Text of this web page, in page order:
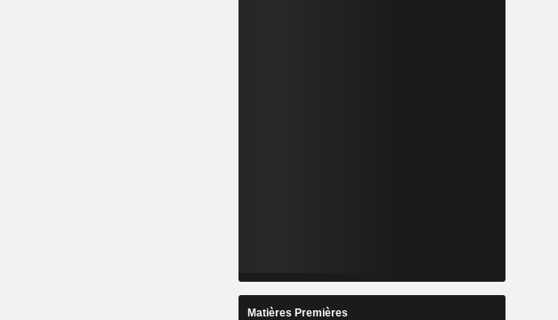
Matières Premières